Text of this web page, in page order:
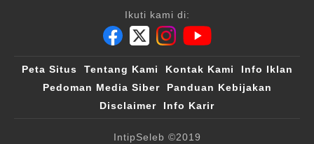
Ikuti kami di:
Peta Situs Tentang Kami Kontak Kami
Info Iklan
Pedoman Media Siber
Panduan Kebijakan
Disclaimer
Info Karir
IntipSeleb ©2019